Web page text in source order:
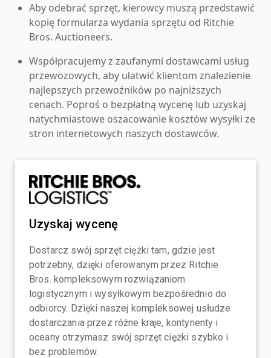
Aby odebrać sprzęt, kierowcy muszą przedstawić
kopię formularza wydania sprzętu od Ritchie
Bros. Auctioneers.
Współpracujemy z zaufanymi dostawcami usług
przewozowych, aby ułatwić klientom znalezienie
najlepszych przewoźników po najniższych
cenach. Poproś o bezpłatną wycenę lub uzyskaj
natychmiastowe oszacowanie kosztów wysyłki ze
stron internetowych naszych dostawców.
Uzyskaj wycenę
Dostarcz swój sprzęt ciężki tam, gdzie jest
potrzebny, dzięki oferowanym przez Ritchie
Bros. kompleksowym rozwiązaniom
logistycznym i wysyłkowym bezpośrednio do
odbiorcy. Dzięki naszej kompleksowej usłudze
dostarczania przez różne kraje, kontynenty i
oceany otrzymasz swój sprzęt ciężki szybko i
bez problemów.